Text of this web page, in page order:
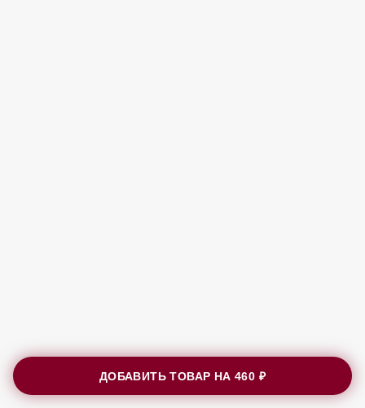
ДОБАВИТЬ ТОВАР НА460 ₽